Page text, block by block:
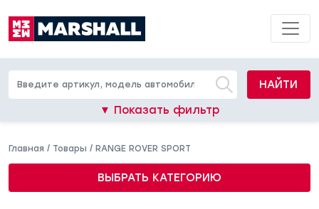
НАЙТИ
▼ Показать фильтр
Главная / Товары / RANGE ROVER SPORT
ВЫБРАТЬ КАТЕГОРИЮ